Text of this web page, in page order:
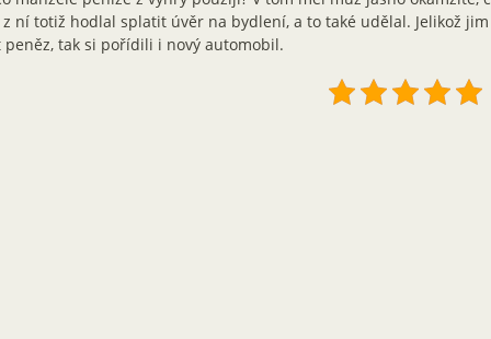
z ní totiž hodlal splatit úvěr na bydlení, a to také udělal. Jelikož
peněz, tak si pořídili i nový automobil.